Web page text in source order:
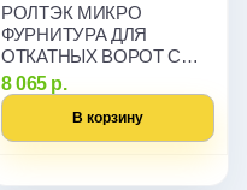
РОЛТЭК МИКРО
ФУРНИТУРА ДЛЯ
ОТКАТНЫХ ВОРОТ С
БОКОВЫМ
КРЕПЛЕНИЕМ
8 065 р.
В корзину